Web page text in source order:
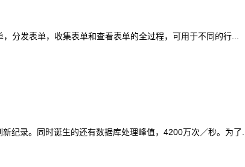
分发表单，收集表单和查看表单的全过程，可用于不同的行...
纪录。同时诞生的还有数据库处理峰值，4200万次／秒。为了...